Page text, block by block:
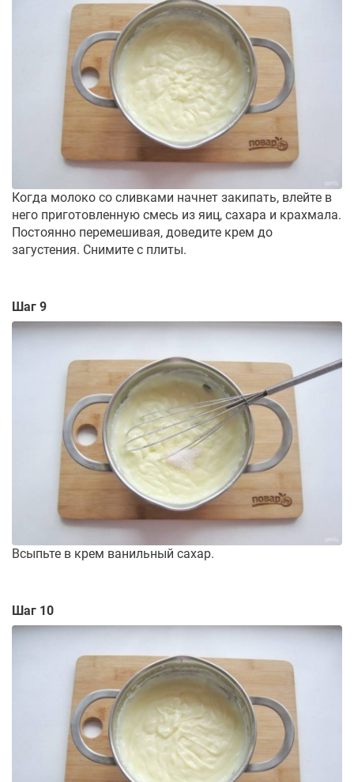
Когда молоко со сливками начнет закипать, влейте в
него приготовленную смесь из яиц, сахара и крахмала.
Постоянно перемешивая, доведите крем до
загустения. Снимите с плиты.
Шаг 9
Всыпьте в крем ванильный сахар.
Шаг 10